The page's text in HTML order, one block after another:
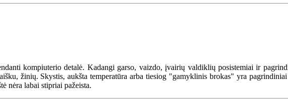
kompiuterio detalė. Kadangi garso, vaizdo, įvairių valdiklių posistemiai ir
žinių. Skystis, aukšta temperatūra arba tiesiog "gamyklinis brokas" yra
nėra labai stipriai pažeista.